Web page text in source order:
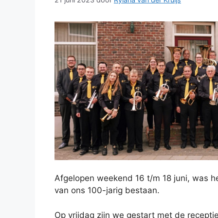
Afgelopen weekend 16 t/m 18 juni, was
van ons 100-jarig bestaan.
Op vrijdag zijn we gestart met de